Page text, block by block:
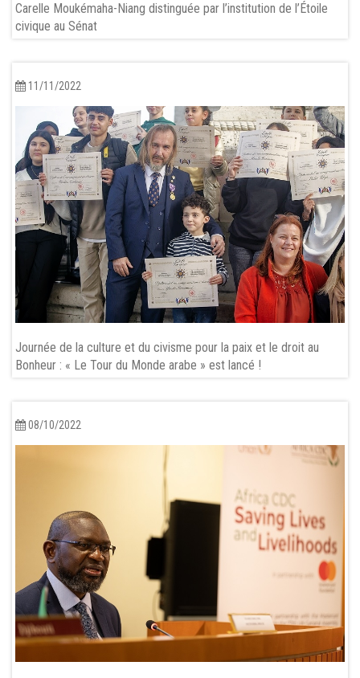
Carelle Moukémaha-Niang distinguée par l’institution de l’Étoile
civique au Sénat
11/11/2022
Journée de la culture et du civisme pour la paix et le droit au
Bonheur : « Le Tour du Monde arabe » est lancé !
08/10/2022